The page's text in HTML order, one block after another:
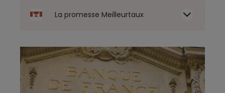
La promesse Meilleurtaux